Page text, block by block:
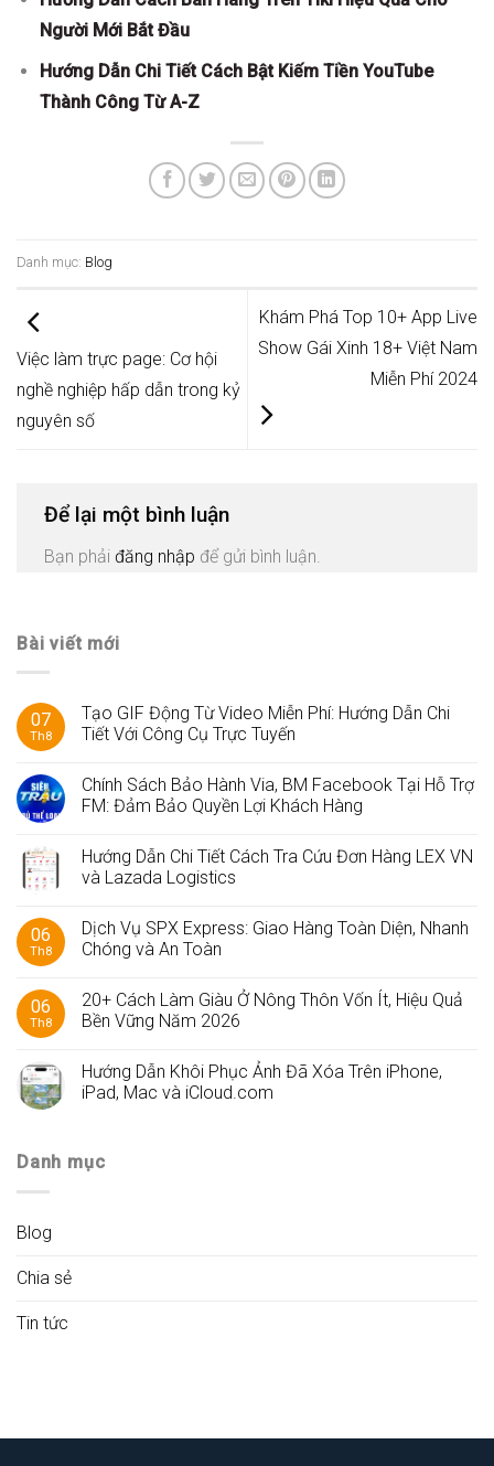
Người Mới Bắt Đầu
Hướng Dẫn Chi Tiết Cách Bật Kiếm Tiền YouTube
Thành Công Từ A-Z
Danh mục: Blog
Việc làm trực page: Cơ hội
nghề nghiệp hấp dẫn trong kỷ
nguyên số
Khám Phá Top 10+ App Live
Show Gái Xinh 18+ Việt Nam
Miễn Phí 2024
Để lại một bình luận
Bạn phải đăng nhập để gửi bình luận.
Bài viết mới
07
Th8
Tạo GIF Động Từ Video Miễn Phí: Hướng Dẫn Chi
Tiết Với Công Cụ Trực Tuyến
Chính Sách Bảo Hành Via, BM Facebook Tại Hỗ Trợ
FM: Đảm Bảo Quyền Lợi Khách Hàng
Hướng Dẫn Chi Tiết Cách Tra Cứu Đơn Hàng LEX VN
và Lazada Logistics
06
Th8
Dịch Vụ SPX Express: Giao Hàng Toàn Diện, Nhanh
Chóng và An Toàn
06
Th8
20+ Cách Làm Giàu Ở Nông Thôn Vốn Ít, Hiệu Quả
Bền Vững Năm 2026
Hướng Dẫn Khôi Phục Ảnh Đã Xóa Trên iPhone,
iPad, Mac và iCloud.com
Danh mục
Blog
Chia sẻ
Tin tức